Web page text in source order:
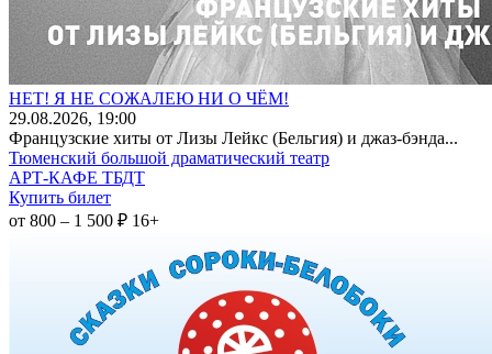
НЕТ! Я НЕ СОЖАЛЕЮ НИ О ЧЁМ!
29.08.2026, 19:00
Французские хиты от Лизы Лейкс (Бельгия) и джаз-бэнда...
Тюменский большой драматический театр
АРТ-КАФЕ ТБДТ
Купить билет
от 800 – 1 500 ₽ 16+